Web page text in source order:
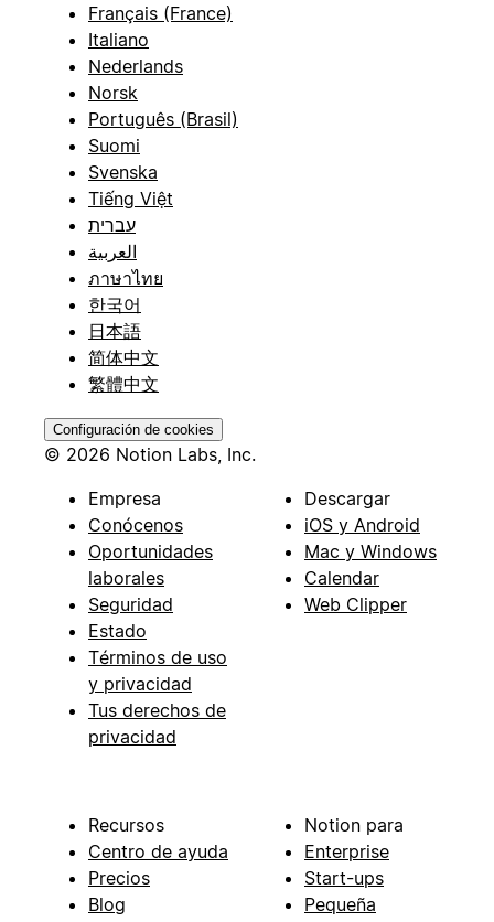
Français (France)
Italiano
Nederlands
Norsk
Português (Brasil)
Suomi
Svenska
Tiếng Việt
עברית
العربية
ภาษาไทย
한국어
日本語
简体中文
繁體中文
Configuración de cookies
© 2026 Notion Labs, Inc.
Empresa
Conócenos
Oportunidades
laborales
Seguridad
Estado
Términos de uso
y privacidad
Tus derechos de
privacidad
Descargar
iOS y Android
Mac y Windows
Calendar
Web Clipper
Recursos
Centro de ayuda
Precios
Blog
Notion para
Enterprise
Start-ups
Pequeña